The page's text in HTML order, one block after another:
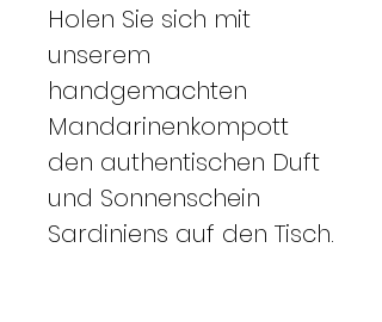
Holen Sie sich mit
unserem
handgemachten
Mandarinenkompott
den authentischen Duft
und Sonnenschein
Sardiniens auf den Tisch.